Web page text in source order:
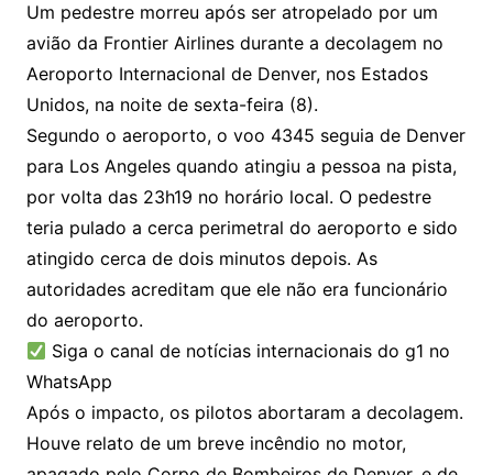
Um pedestre morreu após ser atropelado por um
avião da Frontier Airlines durante a decolagem no
Aeroporto Internacional de Denver, nos Estados
Unidos, na noite de sexta-feira (8).
Segundo o aeroporto, o voo 4345 seguia de Denver
para Los Angeles quando atingiu a pessoa na pista,
por volta das 23h19 no horário local. O pedestre
teria pulado a cerca perimetral do aeroporto e sido
atingido cerca de dois minutos depois. As
autoridades acreditam que ele não era funcionário
do aeroporto.
Siga o canal de notícias internacionais do g1 no
WhatsApp
Após o impacto, os pilotos abortaram a decolagem.
Houve relato de um breve incêndio no motor,